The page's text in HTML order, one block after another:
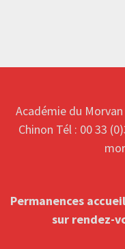
Académie du
Chinon Tél : 00 33
Permanences
sur rendez-